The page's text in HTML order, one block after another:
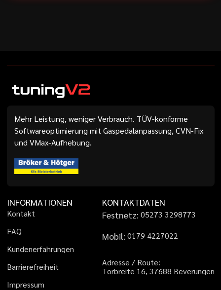
Mehr Leistung, weniger Verbrauch. TÜV-konforme
Softwareoptimierung mit Gaspedalanpassung, CVN-Fix
und VMax-Aufhebung.
INFORMATIONEN
Kontakt
FAQ
Kundenerfahrungen
Barrierefreiheit
Impressum
KONTAKTDATEN
Festnetz: 05273 3298773
Mobil: 01 79 4227022
Adresse / Route:
Torbreite 16, 37688 Beverungen